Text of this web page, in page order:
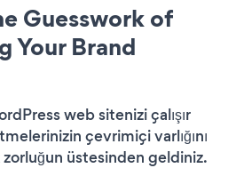
Guesswork of
Your Brand
web sitenizi çalışır
çevrimiçi varlığını
üstesinden geldiniz.